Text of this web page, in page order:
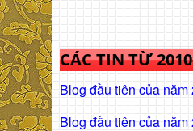
CÁC TIN TỪ
Blog đầu tiên của năm
Blog đầu tiên của năm